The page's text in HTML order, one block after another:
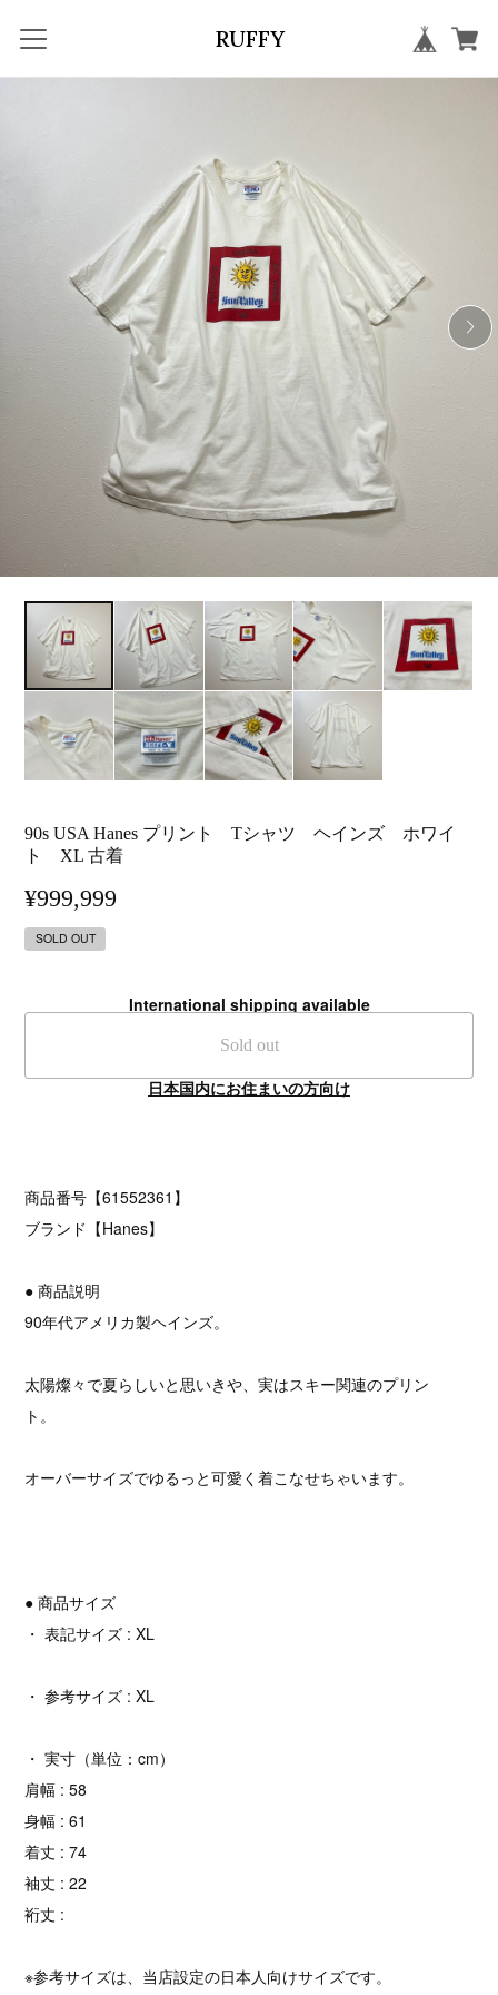
RUFFY
90s USA Hanes プリント Tシャツ ヘインズ ホワイ
ト XL 古着
¥999,999
SOLD OUT
International shipping available
Sold out
日本国内にお住まいの方向け
商品番号【61552361】
ブランド【Hanes】
● 商品説明
90年代アメリカ製ヘインズ。
太陽燦々で夏らしいと思いきや、実はスキー関連のプリン
ト。
オーバーサイズでゆるっと可愛く着こなせちゃいます。
● 商品サイズ
・ 表記サイズ : XL
・ 参考サイズ : XL
・ 実寸（単位：cm）
肩幅 : 58
身幅 : 61
着丈 : 74
袖丈 : 22
裄丈 :
※参考サイズは、当店設定の日本人向けサイズです。